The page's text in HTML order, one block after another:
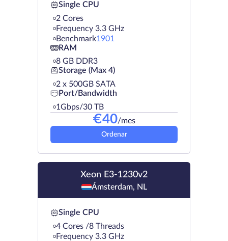
Single CPU
2 Cores
Frequency 3.3 GHz
Benchmark1901
RAM
8 GB DDR3
Storage (Max 4)
2 х 500GB SATA
Port/Bandwidth
1Gbps/30 TB
€40/mes
Ordenar
Xeon E3-1230v2
Ámsterdam, NL
Single CPU
4 Cores /8 Threads
Frequency 3.3 GHz